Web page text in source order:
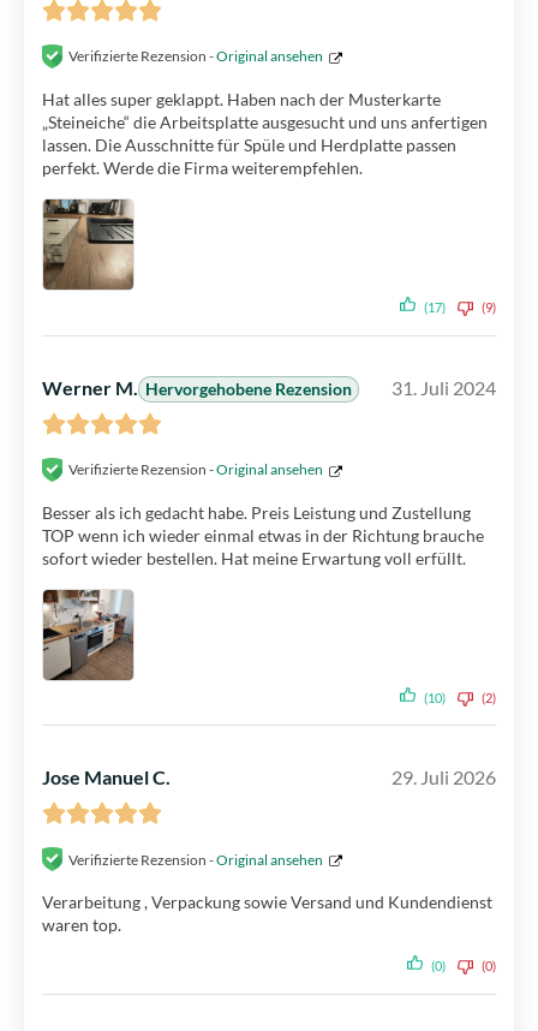
Verifizierte Rezension -Original ansehen
Hat alles super geklappt. Haben nach der Musterkarte
„Steineiche“ die Arbeitsplatte ausgesucht und uns anfertigen
lassen. Die Ausschnitte für Spüle und Herdplatte passen
perfekt. Werde die Firma weiterempfehlen.
(17) (9)
Werner M. Hervorgehobene Rezension 31. Juli 2024
Verifizierte Rezension -Original ansehen
Besser als ich gedacht habe. Preis Leistung und Zustellung
TOP wenn ich wieder einmal etwas in der Richtung brauche
sofort wieder bestellen. Hat meine Erwartung voll erfüllt.
(10) (2)
Jose Manuel C. 29. Juli 2026
Verifizierte Rezension -Original ansehen
Verarbeitung , Verpackung sowie Versand und Kundendienst
waren top.
(0) (0)